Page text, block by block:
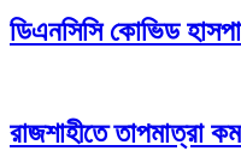
ডিএনসিসি কোভিড
রাজশাহীতে তাপমাত্রা